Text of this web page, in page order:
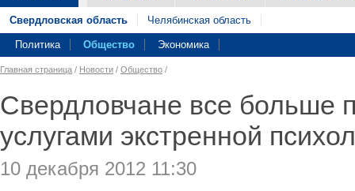
Свердловская область Челябинская область
Политика Общество Экономика
Главная страница / Новости / Общество /
Свердловчане все больше
услугами экстренной
10 декабря 2012 11:30